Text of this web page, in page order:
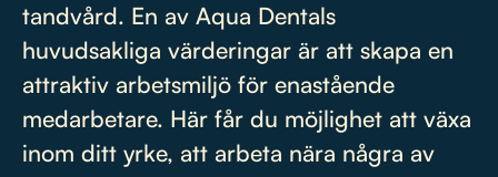
tandvård. En av Aqua Dentals
huvudsakliga värderingar är att skapa en
attraktiv arbetsmiljö för enastående
medarbetare. Här får du möjlighet att växa
inom ditt yrke, att arbeta nära några av